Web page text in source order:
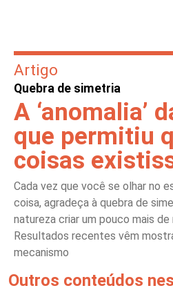
Artigo
Quebra de simetria
A ‘anomalia’
que permitiu
coisas
Cada vez que você se olhar no
coisa, agradeça à quebra de
natureza criar um pouco mais
Resultados recentes vêm
mecanismo
Outros conteúdos